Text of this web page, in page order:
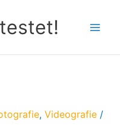
, Videografie/